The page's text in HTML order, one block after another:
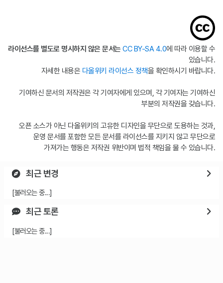
라이선스를 별도로 명시하지 않은 문서는 CC BY-SA 4.0에 따라 이용할 수
있습니다.
자세한 내용은 다올위키 라이선스 정책을 확인하시기 바랍니다.
기여하신 문서의 저작권은 각 기여자에게 있으며, 각 기여자는 기여하신
부분의 저작권을 갖습니다.
오픈 소스가 아닌 다올위키의 고유한 디자인을 무단으로 도용하는 것과,
운영 문서를 포함한 모든 문서를 라이선스를 지키지 않고 무단으로
가져가는 행동은 저작권 위반이며 법적 책임을 물 수 있습니다.
최근 변경
[불러오는 중...]
최근 토론
[불러오는 중...]